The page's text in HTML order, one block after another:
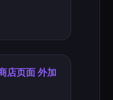
店页面 外加